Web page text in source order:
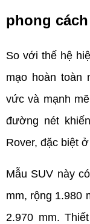
phong
So với thế hệ
mạo hoàn toàn
vức và mạnh
đường nét
Rover, đặc biệt
Mẫu SUV này
mm, rộng 1.980
2.970 mm.